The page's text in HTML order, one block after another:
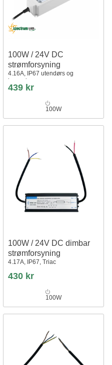
100W / 24V DC
strømforsyning
4.16A, IP67 utendørs og
innendørs
439 kr
100W
100W / 24V DC dimbar
strømforsyning
4.17A, IP67, Triac
430 kr
100W